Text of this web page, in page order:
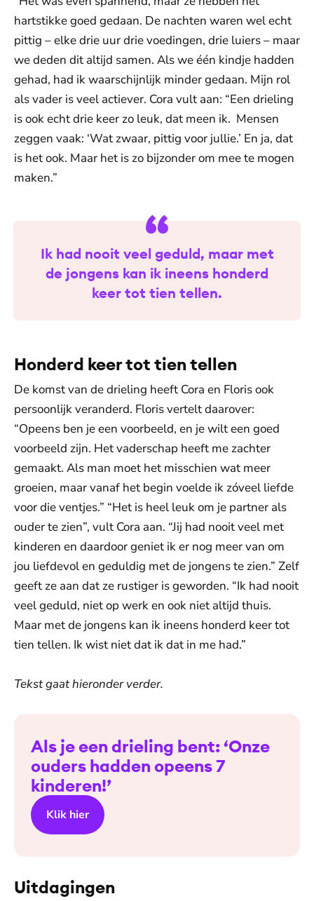
hartstikke goed gedaan. De nachten waren wel echt
pittig – elke drie uur drie voedingen, drie luiers – maar
we deden dit altijd samen. Als we één kindje hadden
gehad, had ik waarschijnlijk minder gedaan. Mijn rol
als vader is veel actiever. Cora vult aan: “Een drieling
is ook echt drie keer zo leuk, dat meen ik. Mensen
zeggen vaak: ‘Wat zwaar, pittig voor jullie.’ En ja, dat
is het ook. Maar het is zo bijzonder om mee te mogen
maken.”
Ik had nooit veel geduld, maar met
de jongens kan ik ineens honderd
keer tot tien tellen.
Honderd keer tot tien tellen
De komst van de drieling heeft Cora en Floris ook
persoonlijk veranderd. Floris vertelt daarover:
“Opeens ben je een voorbeeld, en je wilt een goed
voorbeeld zijn. Het vaderschap heeft me zachter
gemaakt. Als man moet het misschien wat meer
groeien, maar vanaf het begin voelde ik zóveel liefde
voor die ventjes.” “Het is heel leuk om je partner als
ouder te zien”, vult Cora aan. “Jij had nooit veel met
kinderen en daardoor geniet ik er nog meer van om
jou liefdevol en geduldig met de jongens te zien.” Zelf
geeft ze aan dat ze rustiger is geworden. “Ik had nooit
veel geduld, niet op werk en ook niet altijd thuis.
Maar met de jongens kan ik ineens honderd keer tot
tien tellen. Ik wist niet dat ik dat in me had.”
Tekst gaat hieronder verder.
Als je een drieling bent: ‘Onze
ouders hadden opeens 7
kinderen!’
Klik hier
Uitdagingen